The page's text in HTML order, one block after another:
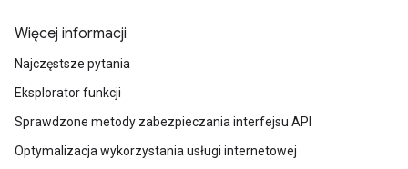
Więcej informacji
Najczęstsze pytania
Eksplorator funkcji
Sprawdzone metody zabezpieczania interfejsu API
Optymalizacja wykorzystania usługi internetowej